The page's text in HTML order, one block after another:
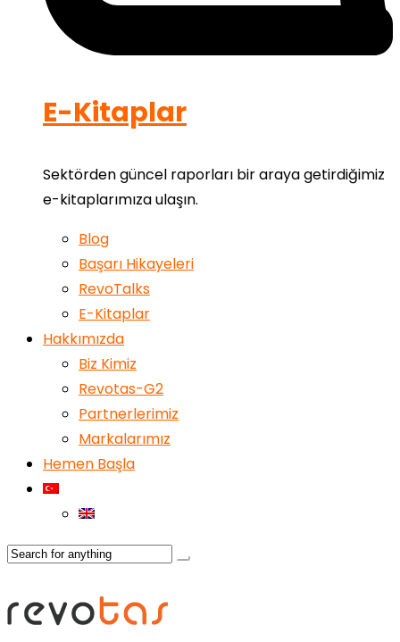
E-Kitaplar
Sektörden güncel raporları bir araya getirdiğimiz
e-kitaplarımıza ulaşın.
Blog
Başarı Hikayeleri
RevoTalks
E-Kitaplar
Hakkımızda
Biz Kimiz
Revotas-G2
Partnerlerimiz
Markalarımız
Hemen Başla